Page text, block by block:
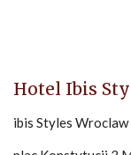
Hotel Ibis
ibis Styles Wroclaw